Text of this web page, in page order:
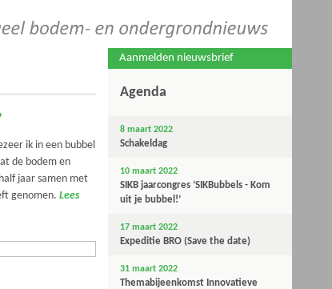
ik in een bubbel
de bodem en
jaar samen met
genomen. Lees
Aanmelden nieuwsbrief
Agenda
8 maart 2022
Schakeldag
10 maart 2022
SIKB jaarcongres ‘SIKBubbels - Kom
uit je bubbel!’
17 maart 2022
Expeditie BRO (Save the date)
31 maart 2022
Themabijeenkomst Innovatieve